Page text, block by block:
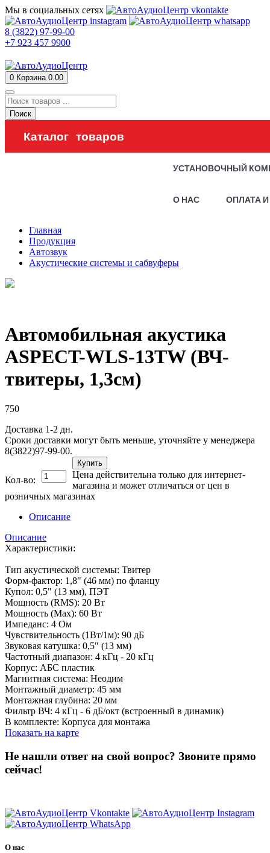
Мы в социальных сетях
8 (3822) 97-99-00
+7 923 457 9900
0 Корзина 0.00
Поиск
Каталог товаров
УСТАНОВОЧНЫЙ
О НАС ОПЛАТА
Главная
Продукция
Автозвук
Акустические системы и сабвуферы
Автомобильная акустика
ASPECT-WLS-13TW (ВЧ-
твитеры, 1,3см)
750
Доставка 1-2 дн.
Сроки доставки могут быть меньше, уточняйте у менеджера
8(3822)97-99-00.
Кол-во:
Купить
Цена действительна только для интернет-
магазина и может отличаться от цен в
розничных магазинах
Описание
Описание
Характеристики:
Тип акустической системы: Твитер
Форм-фактор: 1,8" (46 мм) по фланцу
Купол: 0,5" (13 мм), ПЭТ
Мощность (RMS): 20 Вт
Мощность (Max): 60 Вт
Импеданс: 4 Ом
Чувствительность (1Вт/1м): 90 дБ
Звуковая катушка: 0,5" (13 мм)
Частотный диапазон: 4 кГц - 20 кГц
Корпус: AБС пластик
Магнитная система: Неодим
Монтажный диаметр: 45 мм
Монтажная глубина: 20 мм
Фильтр ВЧ: 4 кГц - 6 дБ/окт (встроенный в динамик)
В комплекте: Корпуса для монтажа
Показать на карте
Не нашли ответ на свой вопрос? Звоните прямо
сейчас!
О нас